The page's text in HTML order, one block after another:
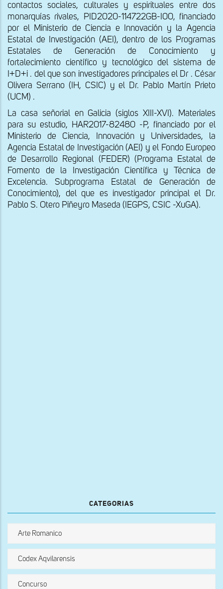
contactos sociales, culturales y espirituales entre dos
monarquías rivales, PID2020-114722GB-I00, financiado
por el Ministerio de Ciencia e Innovación y la Agencia
Estatal de Investigación (AEI), dentro de los Programas
Estatales de Generación de Conocimiento y
fortalecimiento científico y tecnológico del sistema de
I+D+i . del que son investigadores principales el Dr . César
Olivera Serrano (IH, CSIC) y el Dr. Pablo Martín Prieto
(UCM) .
La casa señorial en Galicia (siglos XIII-XVI). Materiales
para su estudio, HAR2017-82480 -P, financiado por el
Ministerio de Ciencia, Innovación y Universidades, la
Agencia Estatal de Investigación (AEI) y el Fondo Europeo
de Desarrollo Regional (FEDER) (Programa Estatal de
Fomento de la Investigación Científica y Técnica de
Excelencia. Subprograma Estatal de Generación de
Conocimiento), del que es investigador principal el Dr.
Pablo S. Otero Piñeyro Maseda (IEGPS, CSIC -XuGA).
CATEGORIAS
Arte Romanico
Codex Aqvilarensis
Concurso